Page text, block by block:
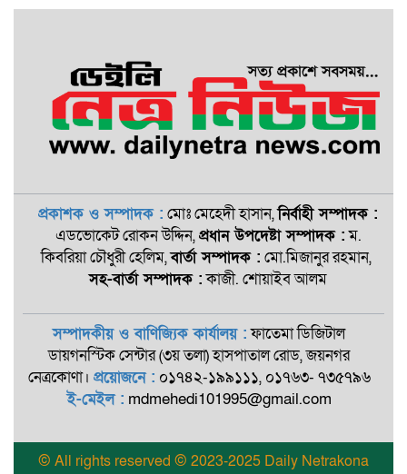
প্রকাশক ও সম্পাদক : মোঃ মেহেদী হাসান,নির্বাহী সম্পাদক :
এডভোকেট রোকন ‍উদ্দিন,প্রধান উপদেষ্টা সম্পাদক :ম.
কিবরিয়া চৌধুরী হেলিম,বার্তা সম্পাদক : মো.মিজানুর রহমান,
সহ-বার্তা সম্পাদক :কাজী. শোয়াইব আলম
সম্পাদকীয় ও বাণিজ্যিক কার্যালয় :ফাতেমা ডিজিটাল
ডায়গনস্টিক সেন্টার (৩য় তলা) হাসপাতাল রোড, জয়নগর
নেত্রকোণা। প্রয়োজনে : ০১৭৪২-১৯৯১১১, ০১৭৬৩- ৭৩৫৭৯৬
ই-মেইল : mdmehedi101995@gmail.com
© All rights reserved © 2023-2025 Daily Netrakona